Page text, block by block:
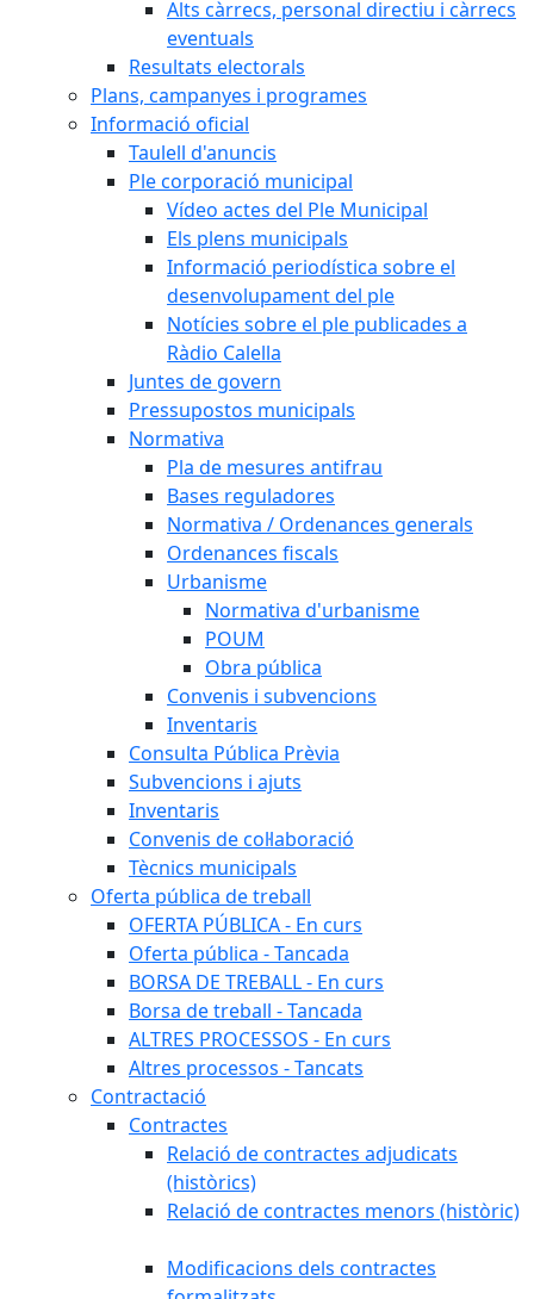
Alts càrrecs, personal directiu i càrrecs
eventuals
Resultats electorals
Plans, campanyes i programes
Informació oficial
Taulell d'anuncis
Ple corporació municipal
Vídeo actes del Ple Municipal
Els plens municipals
Informació periodística sobre el
desenvolupament del ple
Notícies sobre el ple publicades a
Ràdio Calella
Juntes de govern
Pressupostos municipals
Normativa
Pla de mesures antifrau
Bases reguladores
Normativa / Ordenances generals
Ordenances fiscals
Urbanisme
Normativa d'urbanisme
POUM
Obra pública
Convenis i subvencions
Inventaris
Consulta Pública Prèvia
Subvencions i ajuts
Inventaris
Convenis de col·laboració
Tècnics municipals
Oferta pública de treball
OFERTA PÚBLICA - En curs
Oferta pública - Tancada
BORSA DE TREBALL - En curs
Borsa de treball - Tancada
ALTRES PROCESSOS - En curs
Altres processos - Tancats
Contractació
Contractes
Relació de contractes adjudicats
(històrics)
Relació de contractes menors (històric)
Modificacions dels contractes